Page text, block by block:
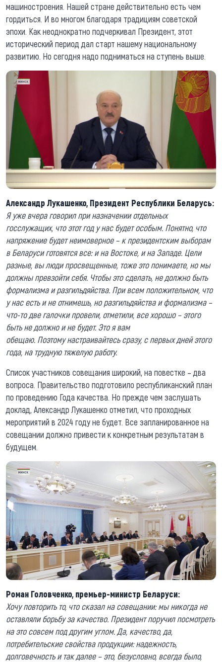
машиностроения. Нашей стране действительно есть чем
гордиться. И во многом благодаря традициям советской
эпохи. Как неоднократно подчеркивал Президент, этот
исторический период дал старт нашему национальному
развитию. Но сегодня надо подниматься на ступень выше.
Александр Лукашенко, Президент Республики Беларусь:
Я уже вчера говорил при назначении отдельных
госслужащих, что этот году насбудет особым. Понятно, что
напряжение будет неимоверное – к президентским выборам
вБеларусиготовятся все: и наВостоке, и наЗападе. Цели
разные, вы люди просвещенные, тоже это понимаете, но мы
должны превзойтисебя. Чтобы это сделать, не должно быть
формализма и разгильдяйства. При всем положительном, что
у нас есть и не отнимешь, но разгильдяйстваи формализма –
что-то две галочки провели, отметили, все хорошо– этого
быть не должно и не будет.Это я вам
обещаю. Поэтомунастраивайтесь сразу, с первых дней этого
года, на трудную тяжелую работу.
Список участников совещания широкий, на повестке – два
вопроса. Правительство подготовило республиканский план
по проведению Года качества. Но прежде чем заслушать
доклад, Александр Лукашенко отметил, что проходных
мероприятий в 2024 году не будет. Все запланированное на
совещании должно привести к конкретным результатам в
будущем.
Роман Головченко, премьер-министр Беларуси:
Хочу повторить то, что сказал на совещании: мы никогда не
оставляли борьбу за качество. Президент поручил посмотреть
на это совсем под другим углом. Да, качество, да,
потребительские свойства продукции: надежность,
долговечность и так далее – это, безусловно, всегда было,